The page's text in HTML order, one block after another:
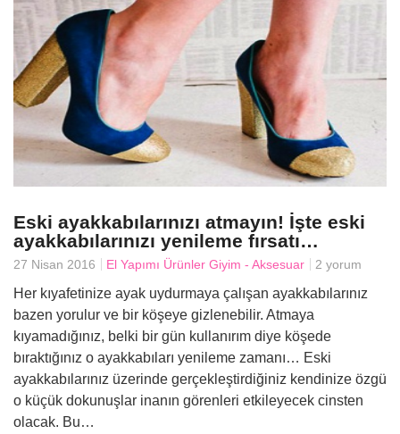
Eski ayakkabılarınızı atmayın! İşte eski
ayakkabılarınızı yenileme fırsatı…
27 Nisan 2016 El Yapımı Ürünler Giyim - Aksesuar 2 yorum
Her kıyafetinize ayak uydurmaya çalışan ayakkabılarınız
bazen yorulur ve bir köşeye gizlenebilir. Atmaya
kıyamadığınız, belki bir gün kullanırım diye köşede
bıraktığınız o ayakkabıları yenileme zamanı… Eski
ayakkabılarınız üzerinde gerçekleştirdiğiniz kendinize özgü
o küçük dokunuşlar inanın görenleri etkileyecek cinsten
olacak. Bu…